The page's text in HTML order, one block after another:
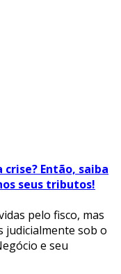
Então, saiba
seus tributos!
pelo fisco, mas
judicialmente sob o
e seu